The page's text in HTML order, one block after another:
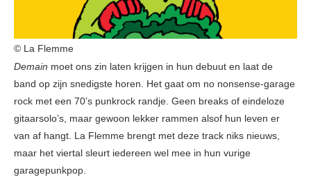
© La Flemme
Demain moet ons zin laten krijgen in hun debuut en laat de
band op zijn snedigste horen. Het gaat om no nonsense-garage
rock met een 70’s punkrock randje. Geen breaks of eindeloze
gitaarsolo’s, maar gewoon lekker rammen alsof hun leven er
van af hangt. La Flemme brengt met deze track niks nieuws,
maar het viertal sleurt iedereen wel mee in hun vurige
garagepunkpop.